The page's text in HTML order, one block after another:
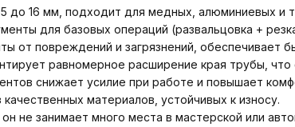
до 16 мм, подходит для медных, алюминиевых и
для базовых операций (развальцовка +
от повреждений и загрязнений, обеспечивает
равномерное расширение края трубы,
снижает усилие при работе и повышает
материалов, устойчивых к износу.
не занимает много места в мастерской или